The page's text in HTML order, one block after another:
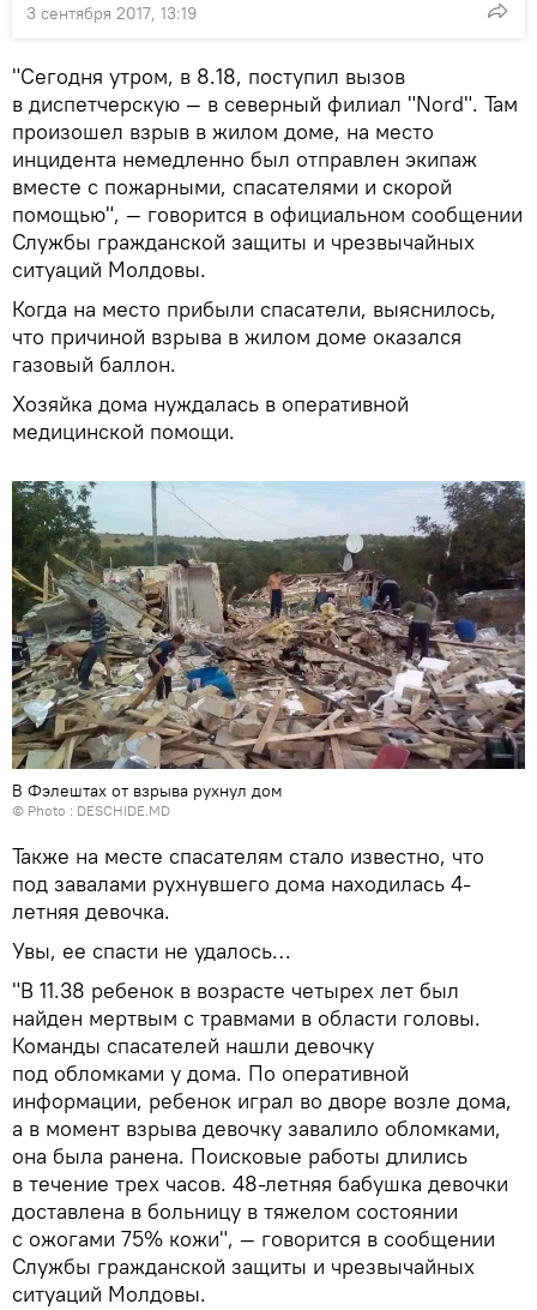
3 сентября 2017, 13:19
"Сегодня утром, в 8.18, поступил вызов
в диспетчерскую — в северный филиал "Nord". Там
произошел взрыв в жилом доме, на место
инцидента немедленно был отправлен экипаж
вместе с пожарными, спасателями и скорой
помощью", — говорится в официальном сообщении
Службы гражданской защиты и чрезвычайных
ситуаций Молдовы.
Когда на место прибыли спасатели, выяснилось,
что причиной взрыва в жилом доме оказался
газовый баллон.
Хозяйка дома нуждалась в оперативной
медицинской помощи.
В Фэлештах от взрыва рухнул дом
© Photo : DESCHIDE.MD
Также на месте спасателям стало известно, что
под завалами рухнувшего дома находилась 4-
летняя девочка.
Увы, ее спасти не удалось…
"В 11.38 ребенок в возрасте четырех лет был
найден мертвым с травмами в области головы.
Команды спасателей нашли девочку
под обломками у дома. По оперативной
информации, ребенок играл во дворе возле дома,
а в момент взрыва девочку завалило обломками,
она была ранена. Поисковые работы длились
в течение трех часов. 48-летняя бабушка девочки
доставлена в больницу в тяжелом состоянии
с ожогами 75% кожи", — говорится в сообщении
Службы гражданской защиты и чрезвычайных
ситуаций Молдовы.